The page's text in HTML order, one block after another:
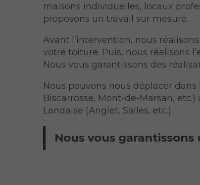
maisons individuelles, locaux
proposons un travail sur mesure.
Avant l’intervention, nous
votre toiture. Puis, nous réalisons
Nous vous garantissons des
Nous pouvons nous déplacer dans
Biscarrosse, Mont-de-Marsan,
Landaise (Anglet, Salles, etc.).
Nous vous garantissons